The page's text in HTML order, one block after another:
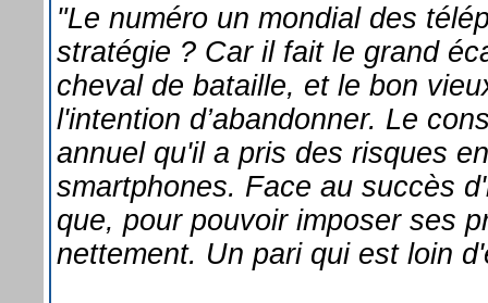
"Le numéro un mondial des
stratégie ? Car il fait le grand
cheval de bataille, et le bon
l'intention d’abandonner. Le
annuel qu'il a pris des risques
smartphones. Face au succès
que, pour pouvoir imposer ses
nettement. Un pari qui est loin